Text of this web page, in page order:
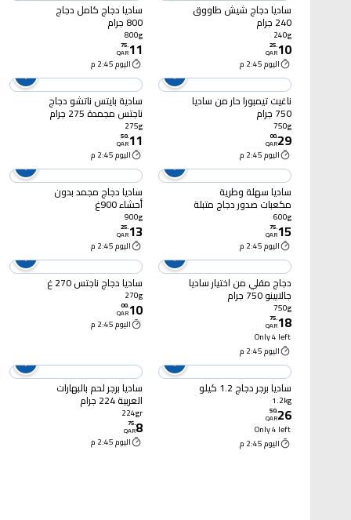
ساديا دجاج شيش طاووق
240 جرام
240g
10
.
25
QAR
اليوم 2:45 م
ساديا دجاج كامل دجاج
800 جرام
800g
11
.
75
QAR
اليوم 2:45 م
ناغيت تيمبورا حار من ساديا
750 جرام
750g
29
.
00
QAR
اليوم 2:45 م
سادية بايتس ناتشو دجاج
ناجتس مجمدة 275 جرام
275g
11
.
50
QAR
اليوم 2:45 م
ساديا سهلة وطرية
مكعبات صدور دجاج متبلة
مع الزبادي والفلفل الأسود
600 غرام
600g
15
.
75
QAR
اليوم 2:45 م
ساديا دجاج مجمد بدون
أحشاء 900غ
900g
13
.
25
QAR
اليوم 2:45 م
دجاج مقلي من اختيار ساديا
جالابينو 750 جرام
750g
18
.
75
QAR
Only 4 left
اليوم 2:45 م
ساديا دجاج ناجتس 270 غ
270g
10
.
00
QAR
اليوم 2:45 م
ساديا برجر دجاج 1.2 كيلو
1.2kg
26
.
50
QAR
Only 4 left
اليوم 2:45 م
ساديا برجر لحم بالبهارات
العربية 224 جرام
224gr
8
.
75
QAR
اليوم 2:45 م